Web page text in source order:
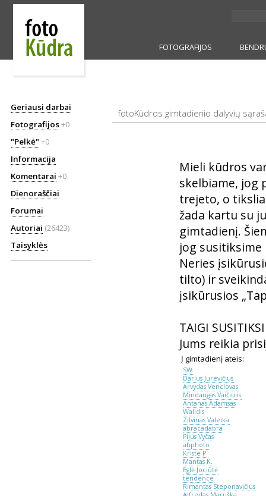
FOTOGRAFIJOS
Geriausi darbai
Fotografijos+0
"Pelkė" +0
Informacija
Komentarai +0
Dienoraščiai
Forumai
Autoriai (26423)
Taisyklės
fotoKūdros gimtadienio dalyvių
Mieli kūdros
skelbiame, jog
trejeto, o
žada kartu su
gimtadienį.
jog susitiksime
Neries
tilto) ir
įsikūrusios
TAIGI
Jums reikia
Į gimtadienį ateis:
SW
Darius Jurevičius
Arvydas Venclovas
Mindaugas Vaičiulis
Antanas Adamsas
Walldis
Zilvinas Valeika
abracadabra
Pijus Vyčas
abphoto
Kriste P.
Mantas K.
Eglė Jociūtė
tendence
Rimantas Steponavičius